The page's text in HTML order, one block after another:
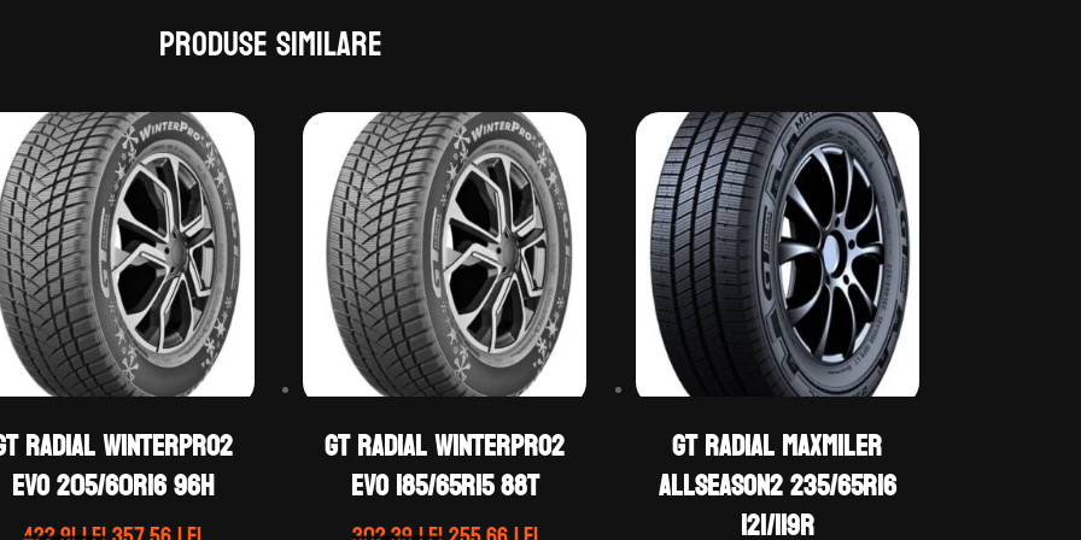
Produse similare
Radial WINTERPRO2
EVO 205/60R16 96H
GT Radial WINTERPRO2
EVO 185/65R15 88T
GT Radial MAXMILER
ALLSEASON2 235/65R16
121/119R